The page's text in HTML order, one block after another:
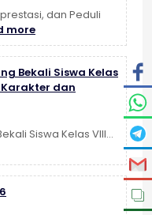
dan Peduli
more:
MPLS
Ramah
SMP
Negeri
2026
Sukses
Bekali Siswa Kelas
dan
Siswa Kelas VIII…